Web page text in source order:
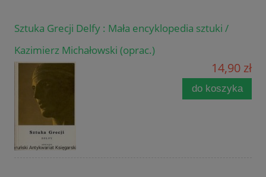
Sztuka Grecji Delfy : Mała encyklopedia sztuki /
Kazimierz Michałowski (oprac.)
14,90 zł
do koszyka